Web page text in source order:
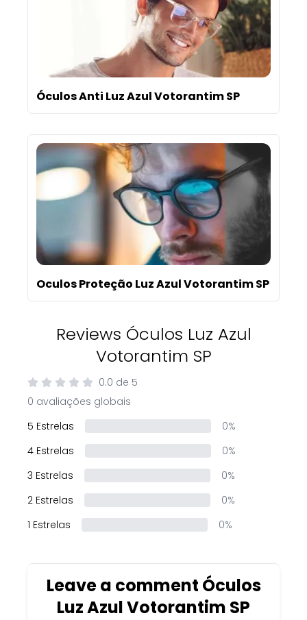
Óculos Anti Luz Azul Votorantim SP
Oculos Proteção Luz Azul Votorantim SP
Reviews Óculos Luz Azul
Votorantim SP
0.0 de 5
0 avaliações globais
5 Estrelas
0%
4 Estrelas
0%
3 Estrelas
0%
2 Estrelas
0%
1 Estrelas
0%
Leave a comment Óculos
Luz Azul Votorantim SP